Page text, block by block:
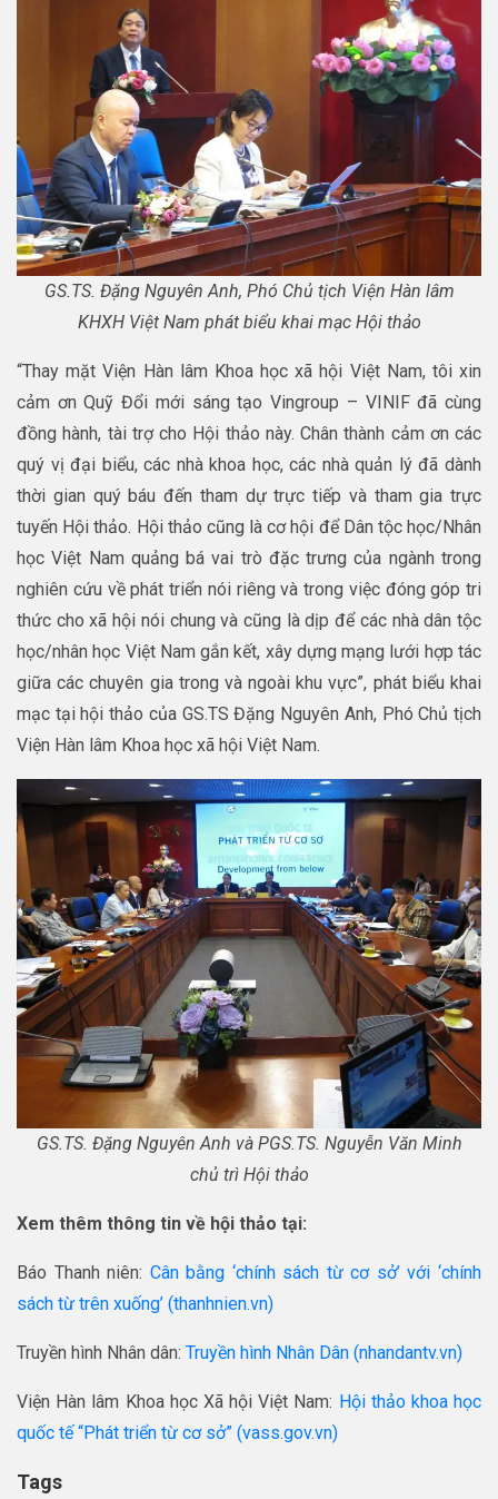
GS.TS. Đặng Nguyên Anh, Phó Chủ tịch Viện Hàn lâm
KHXH Việt Nam phát biểu khai mạc Hội thảo
“Thay mặt Viện Hàn lâm Khoa học xã hội Việt Nam, tôi xin
cảm ơn Quỹ Đổi mới sáng tạo Vingroup – VINIF đã cùng
đồng hành, tài trợ cho Hội thảo này. Chân thành cảm ơn các
quý vị đại biểu, các nhà khoa học, các nhà quản lý đã dành
thời gian quý báu đến tham dự trực tiếp và tham gia trực
tuyến Hội thảo. Hội thảo cũng là cơ hội để Dân tộc học/Nhân
học Việt Nam quảng bá vai trò đặc trưng của ngành trong
nghiên cứu về phát triển nói riêng và trong việc đóng góp tri
thức cho xã hội nói chung và cũng là dịp để các nhà dân tộc
học/nhân học Việt Nam gắn kết, xây dựng mạng lưới hợp tác
giữa các chuyên gia trong và ngoài khu vực”, phát biểu khai
mạc tại hội thảo của GS.TS Đặng Nguyên Anh, Phó Chủ tịch
Viện Hàn lâm Khoa học xã hội Việt Nam.
GS.TS. Đặng Nguyên Anh và PGS.TS. Nguyễn Văn Minh
chủ trì Hội thảo
Xem thêm thông tin về hội thảo tại:
Báo Thanh niên: Cân bằng ‘chính sách từ cơ sở’ với ‘chính
sách từ trên xuống’ (thanhnien.vn)
Truyền hình Nhân dân: Truyền hình Nhân Dân (nhandantv.vn)
Viện Hàn lâm Khoa học Xã hội Việt Nam: Hội thảo khoa học
quốc tế “Phát triển từ cơ sở” (vass.gov.vn)
Tags